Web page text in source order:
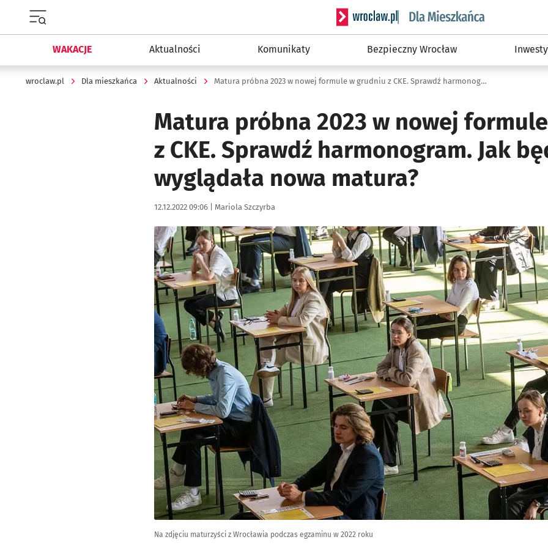
Serwis informacyjny wroclaw.pl podserwis: Dla
WAKACJE Aktualności Komunikaty Bezpieczny Wrocław
wroclaw.pl Dla mieszkańca Aktualności Matura próbna 2023 w nowej formule w grudniu z CKE. Sprawdź harmonogram. Jak będzie wyglądała nowa matura?
Matura próbna 2023 w nowej
z CKE. Sprawdź harmonogram. Jak
wyglądała nowa matura?
Data publikacji:
12.12.2022 09:06 | Autor:
Mariola Szczyrba
Kliknij, aby powiększyć
Na zdjęciu maturzyści z Wrocławia podczas egzaminu w 2022 roku